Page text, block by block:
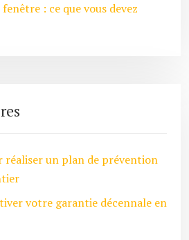
: ce que vous devez
réaliser un plan de prévention
votre garantie décennale en